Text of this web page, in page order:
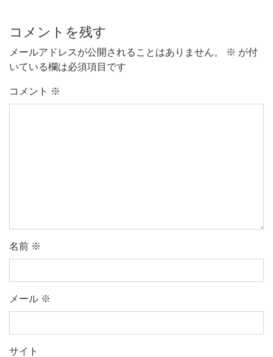
コメントを残す
メールアドレスが公開されることはありません。 ※ が付
いている欄は必須項目です
コメント ※
名前 ※
メール ※
サイト